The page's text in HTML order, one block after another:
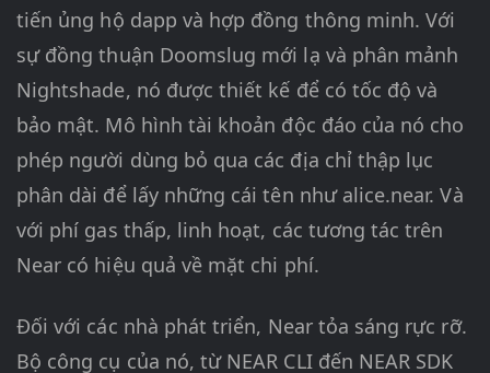
tiến ủng hộ dapp và hợp đồng thông minh. Với
sự đồng thuận Doomslug mới lạ và phân mảnh
Nightshade, nó được thiết kế để có tốc độ và
bảo mật. Mô hình tài khoản độc đáo của nó cho
phép người dùng bỏ qua các địa chỉ thập lục
phân dài để lấy những cái tên như alice.near. Và
với phí gas thấp, linh hoạt, các tương tác trên
Near có hiệu quả về mặt chi phí.
Đối với các nhà phát triển, Near tỏa sáng rực rỡ.
Bộ công cụ của nó, từ NEAR CLI đến NEAR SDK